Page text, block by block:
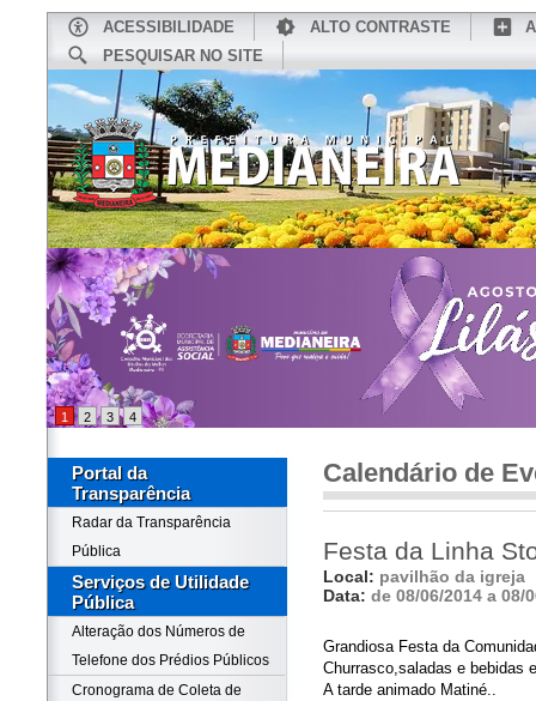
ACESSIBILIDADE ALTO CONTRASTE
PESQUISAR NO SITE
CONHEÇA MEDIANEIRA
1 2 3 4
Portal da
Transparência
Radar da Transparência
Pública
Serviços de Utilidade
Pública
Alteração dos Números de
Telefone dos Prédios Públicos
Cronograma de Coleta de
Calendário de
Festa da Linha
Local: pavilhão da igreja
Data: de 08/06/2014 a 08/
Grandiosa Festa da
Churrasco,saladas e bebidas
A tarde animado Matiné..